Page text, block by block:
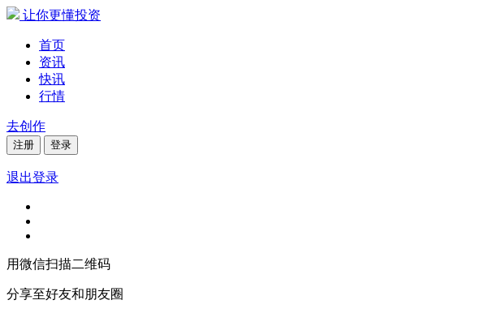
让你更懂投资
首页
资讯
快讯
行情
去创作
注册 登录
退出登录
用微信扫描二维码
分享至好友和朋友圈